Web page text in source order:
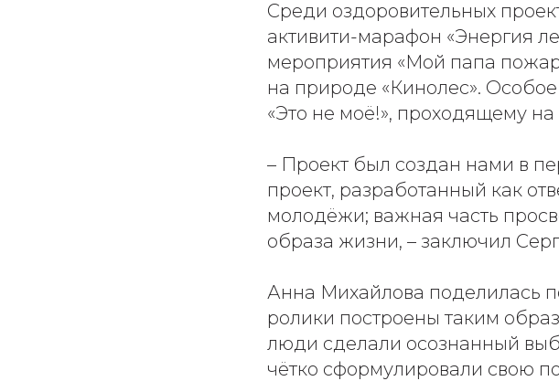
Среди оздоровительных
активити-марафон «Энергия
мероприятия «Мой папа
на природе «Кинолес».
«Это не моё!», проходящему
– Проект был создан нами в
проект, разработанный как
молодёжи; важная часть
образа жизни, – заключил
Анна Михайлова поделилась
ролики построены таким
люди сделали осознанный
чётко сформулировали свою